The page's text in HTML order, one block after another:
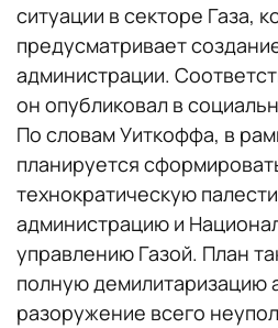
ситуации в секторе Газа,
предусматривает
администрации.
он опубликовал в
По словам Уиткоффа, в
планируется
технократическую
администрацию и
управлению Газой. План
полную демилитаризацию
разоружение всего